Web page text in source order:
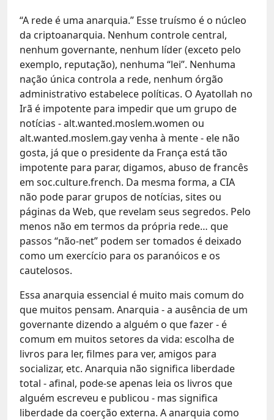
“A rede é uma anarquia.” Esse truísmo é o núcleo
da criptoanarquia. Nenhum controle central,
nenhum governante, nenhum líder (exceto pelo
exemplo, reputação), nenhuma “lei”. Nenhuma
nação única controla a rede, nenhum órgão
administrativo estabelece políticas. O Ayatollah no
Irã é impotente para impedir que um grupo de
notícias - alt.wanted.moslem.women ou
alt.wanted.moslem.gay venha à mente - ele não
gosta, já que o presidente da França está tão
impotente para parar, digamos, abuso de francês
em soc.culture.french. Da mesma forma, a CIA
não pode parar grupos de notícias, sites ou
páginas da Web, que revelam seus segredos. Pelo
menos não em termos da própria rede… que
passos “não-net” podem ser tomados é deixado
como um exercício para os paranóicos e os
cautelosos.
Essa anarquia essencial é muito mais comum do
que muitos pensam. Anarquia - a ausência de um
governante dizendo a alguém o que fazer - é
comum em muitos setores da vida: escolha de
livros para ler, filmes para ver, amigos para
socializar, etc. Anarquia não significa liberdade
total - afinal, pode-se apenas leia os livros que
alguém escreveu e publicou - mas significa
liberdade da coerção externa. A anarquia como